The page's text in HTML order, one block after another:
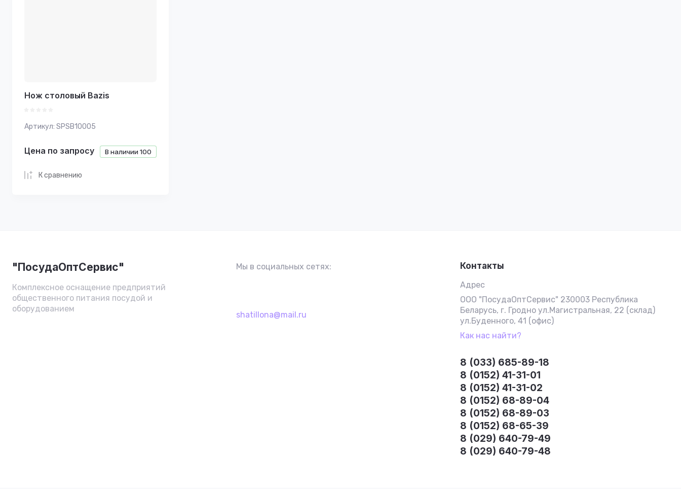
Нож столовый Bazis
Артикул: SPSB10005
В наличии 100
Цена по запросу
К сравнению
"ПосудаОптСервис"
Комплексное оснащение предприятий
общественного питания посудой и
оборудованием
Мы в социальных сетях:
shatillona@mail.ru
Контакты
Адрес
ООО "ПосудаОптСервис" 230003 Республика
Беларусь, г. Гродно ул.Магистральная, 22 (склад)
ул.Буденного, 41 (офис)
Как нас найти?
8 (033) 685-89-18
8 (0152) 41-31-01
8 (0152) 41-31-02
8 (0152) 68-89-04
8 (0152) 68-89-03
8 (0152) 68-65-39
8 (029) 640-79-49
8 (029) 640-79-48